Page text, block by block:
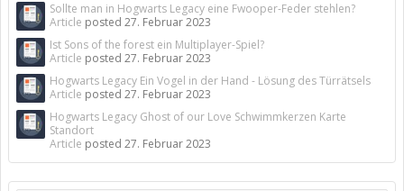
Sollte man in Hogwarts Legacy eine Fwooper-Feder stehlen?
Article posted 27. Februar 2023
Ist Sons of the forest ein Multiplayer-Spiel?
Article posted 27. Februar 2023
Hogwarts Legacy Ein Vogel in der Hand - Lösung des Türrätsels
Article posted 27. Februar 2023
Hogwarts Legacy Ghost of our Love Schwimmkerzen Karte
Standort
Article posted 27. Februar 2023